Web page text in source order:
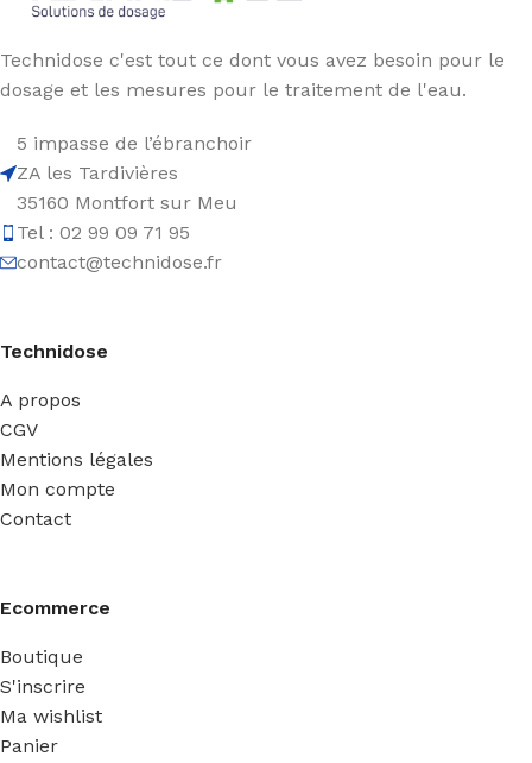
Technidose c'est tout ce dont vous avez besoin pour le
dosage et les mesures pour le traitement de l'eau.
5 impasse de l’ébranchoir
ZA les Tardivières
35160 Montfort sur Meu
Tel : 02 99 09 71 95
contact@technidose.fr
Technidose
A propos
CGV
Mentions légales
Mon compte
Contact
Ecommerce
Boutique
S'inscrire
Ma wishlist
Panier